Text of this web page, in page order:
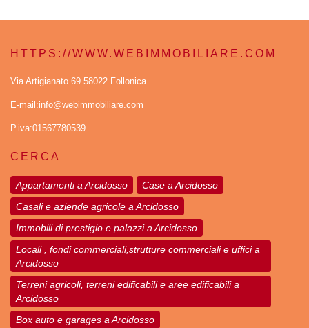
HTTPS://WWW.WEBIMMOBILIARE.COM
Via Artigianato 69 58022 Follonica
E-mail:info@webimmobiliare.com
P.iva:01567780539
CERCA
Appartamenti a Arcidosso
Case a Arcidosso
Casali e aziende agricole a Arcidosso
Immobili di prestigio e palazzi a Arcidosso
Locali , fondi commerciali,strutture commerciali e uffici a
Arcidosso
Terreni agricoli, terreni edificabili e aree edificabili a
Arcidosso
Box auto e garages a Arcidosso